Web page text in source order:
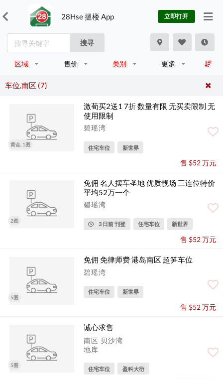
28Hse 搵楼 App 立即打开
搜寻
区域 售价 类别 更多
车位,南区 (7)
黄金, 1图
激荀买2送1 7折 数量有限 无买卖限制 无
使用限制
碧瑶湾
住宅车位 新世界
售 $52 万元
2图
免佣 名人摆车圣地 优质靓场 三连位特价
平均52万一个
碧瑶湾
3 日前 刊登 住宅车位 新世界
售 $52 万元
5图
免佣 免律师费 港岛南区 超笋车位
碧瑶湾
住宅车位 新世界
售 $52 万元
5图
诚心求售
南区 贝沙湾
地库
住宅车位 盈科大衍